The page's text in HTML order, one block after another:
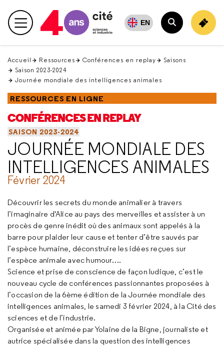
en
haut Menu principal EN
Rechercher
Accueil Ressources Conférences en replay
Saisons
Saison 2023-2024
Journée mondiale des intelligences animales
RESSOURCES EN LIGNE
CONFÉRENCES EN REPLAY
SAISON 2023-2024
JOURNÉE MONDIALE DES
INTELLIGENCES ANIMALES
Février 2024
Découvrir les secrets du monde animalier à travers
l’imaginaire d'Alice au pays des merveilles et assister à un
procès de genre inédit où des animaux sont appelés à la
barre pour plaider leur cause et tenter d’être sauvés par
l’espèce humaine, déconstruire les idées reçues sur
l’espèce animale avec humour….
Science et prise de conscience de façon ludique, c’est le
nouveau cycle de conférences passionnantes proposées à
l’occasion de la 6ème édition de la Journée mondiale des
intelligences animales, le samedi 3 février 2024, à la Cité des
sciences et de l’industrie.
Organisée et animée par Yolaine de la Bigne, journaliste et
autrice spécialisée dans la question des intelligences